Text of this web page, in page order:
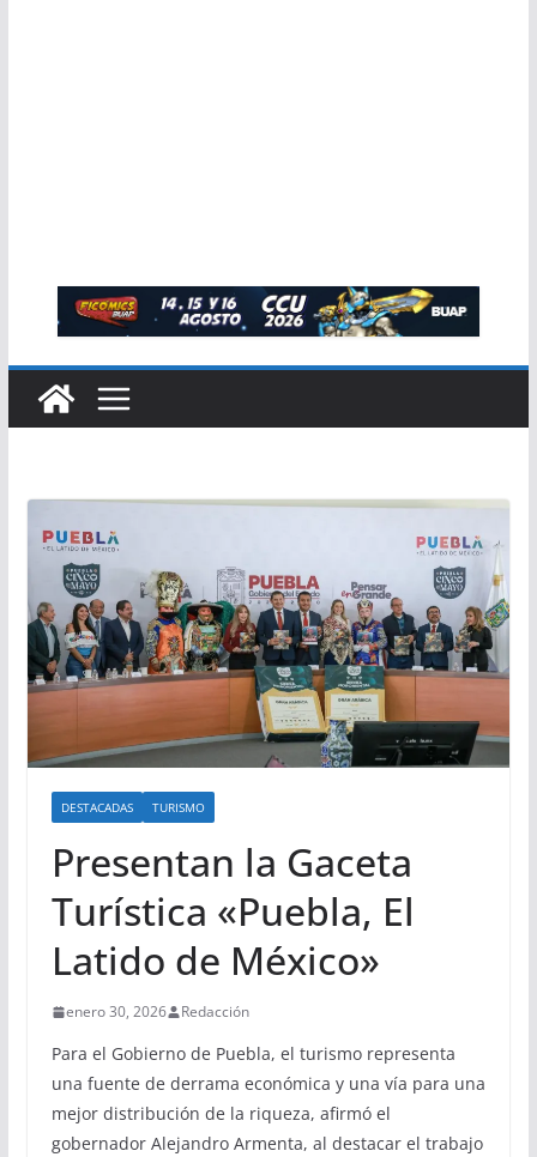
DESTACADAS TURISMO
Presentan la Gaceta
Turística «Puebla, El
Latido de México»
enero 30, 2026 Redacción
Para el Gobierno de Puebla, el turismo representa
una fuente de derrama económica y una vía para una
mejor distribución de la riqueza, afirmó el
gobernador Alejandro Armenta, al destacar el trabajo